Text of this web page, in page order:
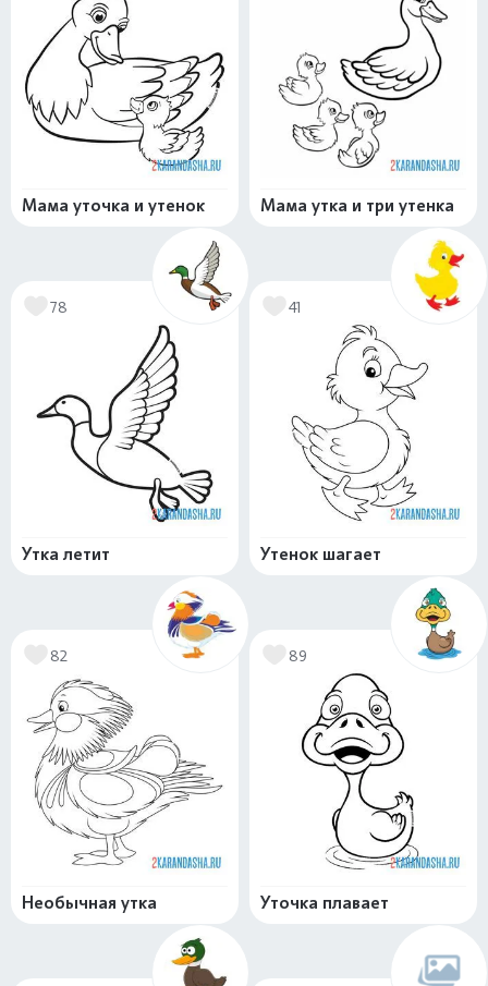
Мама уточка и утенок Мама утка и три утенка
78
Утка летит
41
Утенок шагает
82
Необычная утка
89
Уточка плавает